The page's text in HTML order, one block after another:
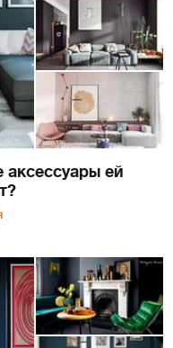
аксессуары ей